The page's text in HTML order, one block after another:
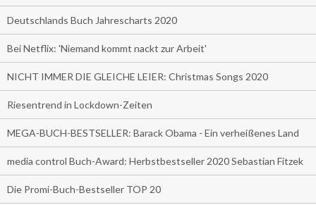
Deutschlands Buch Jahrescharts 2020
Bei Netflix: 'Niemand kommt nackt zur Arbeit'
NICHT IMMER DIE GLEICHE LEIER: Christmas Songs 2020
Riesentrend in Lockdown-Zeiten
MEGA-BUCH-BESTSELLER: Barack Obama - Ein verheißenes Land
media control Buch-Award: Herbstbestseller 2020 Sebastian Fitzek
Die Promi-Buch-Bestseller TOP 20